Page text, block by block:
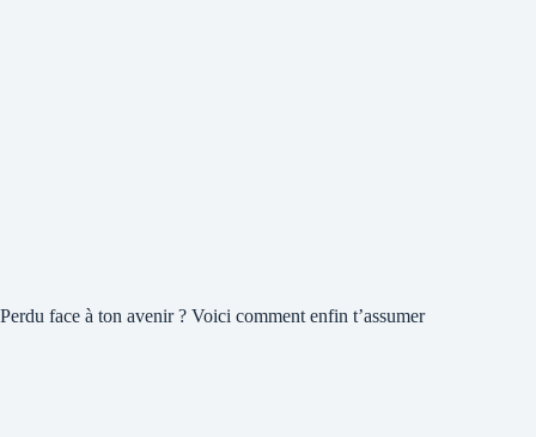
Perdu face à ton avenir ? Voici comment enfin t’assumer